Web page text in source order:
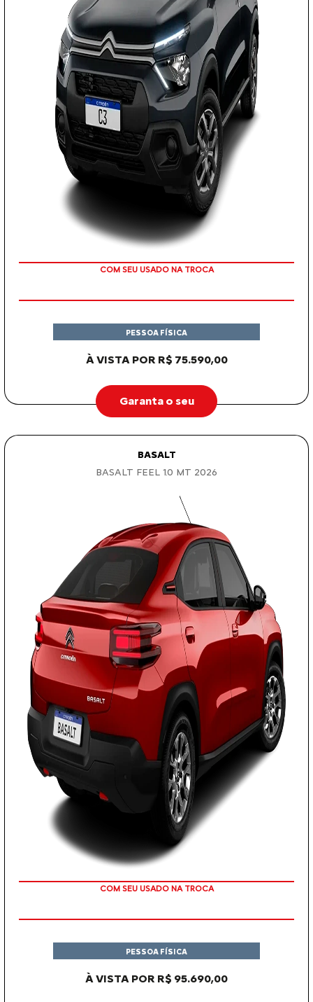
COM SEU USADO NA TROCA
À VISTA POR R$ 75.590,00
PESSOA FÍSICA
Garanta o seu
BASALT
BASALT FEEL 1.0 MT 2026
OU TAXA 0%
À VISTA POR R$ 95.690,00
PESSOA FÍSICA